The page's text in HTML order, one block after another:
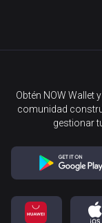
Obtén NOW Wallet
comunidad
gestionar